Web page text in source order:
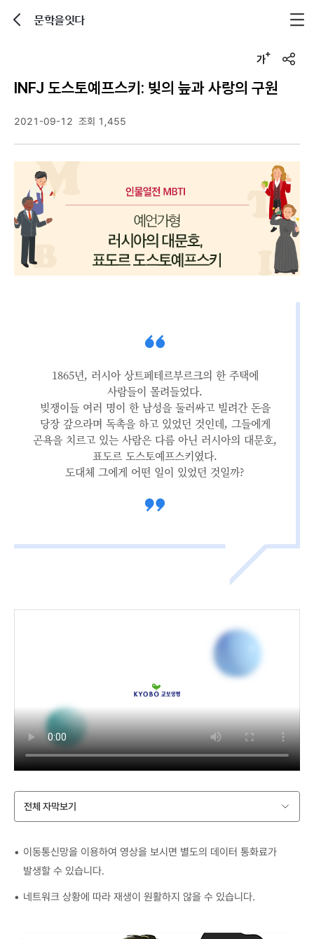
문학을잇다
u
INFJ 도스토예프스키: 빚의 늪과 사랑의 구원
2021-09-12 조회 1,455
1865년, 러시아 상트페테르부르크의 한 주택에
사람들이 몰려들었다.
빚쟁이들 여러 명이 한 남성을 둘러싸고 빌려간 돈을
당장 갚으라며 독촉을 하고 있었던 것인데, 그들에게
곤욕을 치르고 있는 사람은 다름 아닌 러시아의 대문호,
표도르 도스토예프스키였다.
도대체 그에게 어떤 일이 있었던 것일까?
전체 자막보기
이동통신망을 이용하여 영상을 보시면 별도의 데이터 통화료가
발생할 수 있습니다.
네트워크 상황에 따라 재생이 원활하지 않을 수 있습니다.